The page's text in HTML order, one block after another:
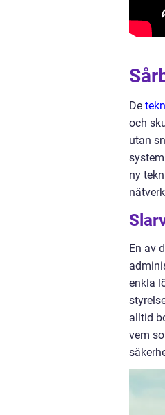
De
och
utan
ny
En av
enkla
alltid
vem